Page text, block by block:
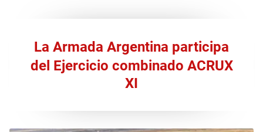
La Armada Argentina participa
del Ejercicio combinado ACRUX
XI